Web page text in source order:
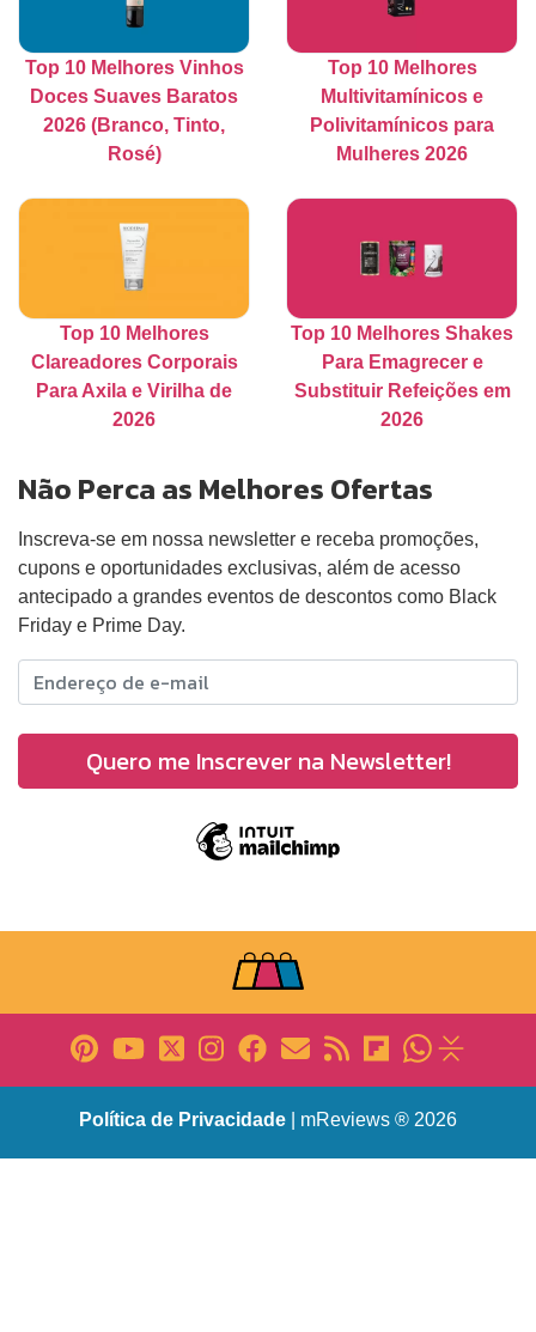
Top 10 Melhores Vinhos
Doces Suaves Baratos
2026 (Branco, Tinto,
Rosé)
Top 10 Melhores
Multivitamínicos e
Polivitamínicos para
Mulheres 2026
Top 10 Melhores
Clareadores Corporais
Para Axila e Virilha de
2026
Top 10 Melhores Shakes
Para Emagrecer e
Substituir Refeições em
2026
Não Perca as Melhores Ofertas
Inscreva-se em nossa newsletter e receba promoções,
cupons e oportunidades exclusivas, além de acesso
antecipado a grandes eventos de descontos como Black
Friday e Prime Day.
Política de Privacidade | mReviews ® 2026